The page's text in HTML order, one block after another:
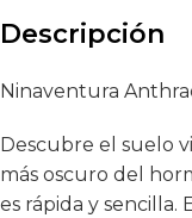
Descripción
Ninaventura
Descubre el suelo
más oscuro del
es rápida y